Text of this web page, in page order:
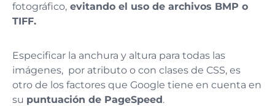
fotográfico, evitando el uso de archivos BMP o
TIFF.
Especificar la anchura y altura para todas las
imágenes, por atributo o con clases de CSS, es
otro de los factores que Google tiene en cuenta en
su puntuación de PageSpeed.